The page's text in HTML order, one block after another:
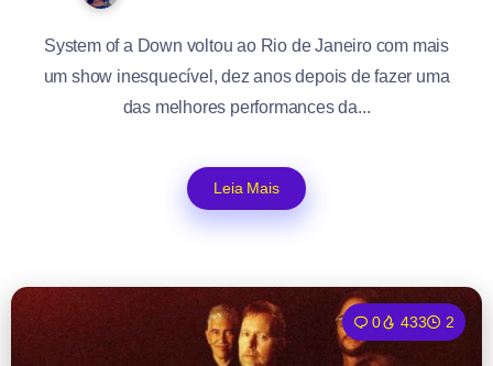
System of a Down voltou ao Rio de Janeiro com mais
um show inesquecível, dez anos depois de fazer uma
das melhores performances da...
Leia Mais
0 433 2